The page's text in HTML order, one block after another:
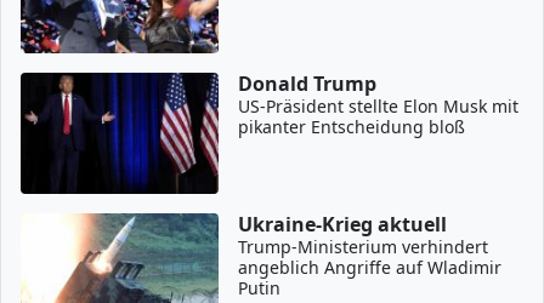
Donald Trump
US-Präsident stellte Elon Musk mit
pikanter Entscheidung bloß
Ukraine-Krieg aktuell
Trump-Ministerium verhindert
angeblich Angriffe auf Wladimir
Putin